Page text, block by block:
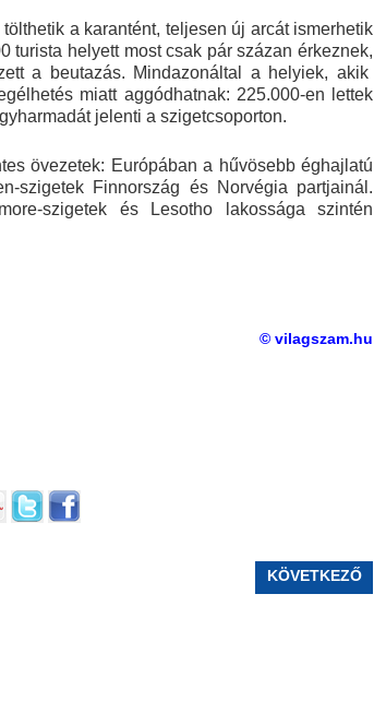
a karantént, teljesen új arcát ismerhetik
turista helyett most csak pár százan érkeznek,
a beutazás. Mindazonáltal a helyiek, akik
miatt aggódhatnak: 225.000-en lettek
jelenti a szigetcsoporton.
övezetek: Európában a hűvösebb éghajlatú
szigetek Finnország és Norvégia partjainál.
szigetek és Lesotho lakossága szintén
© vilagszam.hu
KÖVETKEZŐ